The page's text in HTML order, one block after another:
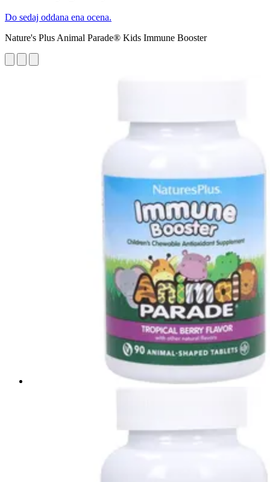
Do sedaj oddana ena ocena.
Nature's Plus Animal Parade® Kids Immune Booster